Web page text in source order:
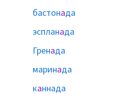
бастонада
эспланада
Гренада
маринада
каннада